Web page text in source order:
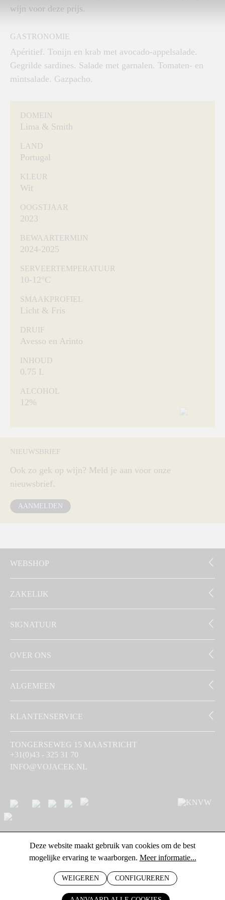
wijn voor deze prijs.
GASTRONOMIE
Apéritief. Tonijn en krab met avocado-appelsalade.
Gegrilde sardines. Salade met garnalen. Tomaten- en
mintsalade. Gazpacho.
DOMEIN
Lima & Smith
LAND
Portugal
KLEUR
Wit
OOGSTJAAR
2023
BEWAARTERMIJN
2024-2025
SERVEERTEMPERATUUR
10-12°C
SMAAKPROFIEL
Licht & Fris
DRUIF
Avesso en Arinto
INHOUD
0.75 L
ALCOHOL
12%
NIEUWSBRIEF
Ook zo gek op wijn? Meld je aan voor onze
nieuwsbrief.
AANMELDEN
WEBSHOP
ZAKELIJK
SIGNATUUR
OVER ONS
ALGEMEEN
KLANTENSERVICE
TONGERSEWEG 15 MAASTRICHT
+31(0)43 - 325 31 70
INFO@VOJACEK.NL
Deze website maakt gebruik van cookies om de best
mogelijke ervaring te waarborgen. Meer informatie...
WEIGEREN CONFIGUREREN